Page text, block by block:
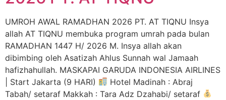
UMROH AWAL RAMADHAN 2026 PT. AT TIQNU Insya
allah AT TIQNU membuka program umrah pada bulan
RAMADHAN 1447 H/ 2026 M. Insya allah akan
dibimbing oleh Asatizah Ahlus Sunnah wal Jamaah
hafizhahullah. MASKAPAI GARUDA INDONESIA AIRLINES
| Start Jakarta (9 HARI)
Hotel Madinah : Abraj
Tabah/ setaraf Makkah : Tara Adz Dzahabi/ setaraf